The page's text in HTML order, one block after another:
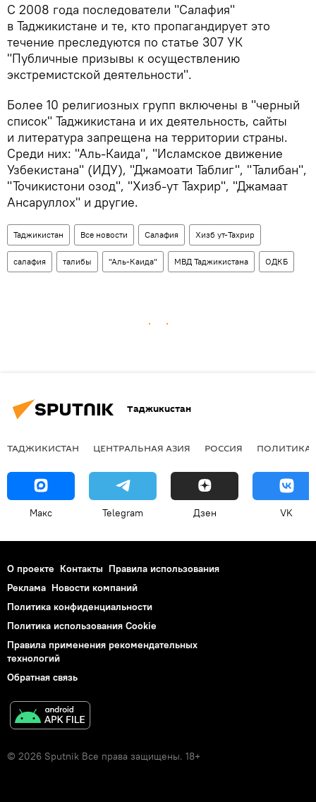
С 2008 года последователи "Салафия"
в Таджикистане и те, кто пропагандирует это
течение преследуются по статье 307 УК
"Публичные призывы к осуществлению
экстремистской деятельности".
Более 10 религиозных групп включены в "черный
список" Таджикистана и их деятельность, сайты
и литература запрещена на территории страны.
Среди них: "Аль-Каида", "Исламское движение
Узбекистана" (ИДУ), "Джамоати Таблиг", "Талибан",
"Точикистони озод", "Хизб-ут Тахрир", "Джамаат
Ансаруллох" и другие.
Таджикистан Все новости Салафия Хизб ут-Тахрир
салафия талибы "Аль-Каида" МВД Таджикистана ОДКБ
Таджикистан
ТАДЖИКИСТАН ЦЕНТРАЛЬНАЯ АЗИЯ РОССИЯ ПОЛИТИКА
Макс Telegram Дзен VK
О проекте Контакты Правила использования
Реклама Новости компаний
Политика конфиденциальности
Политика использования Cookie
Правила применения рекомендательных
технологий
Обратная связь
© 2026 Sputnik Все права защищены. 18+